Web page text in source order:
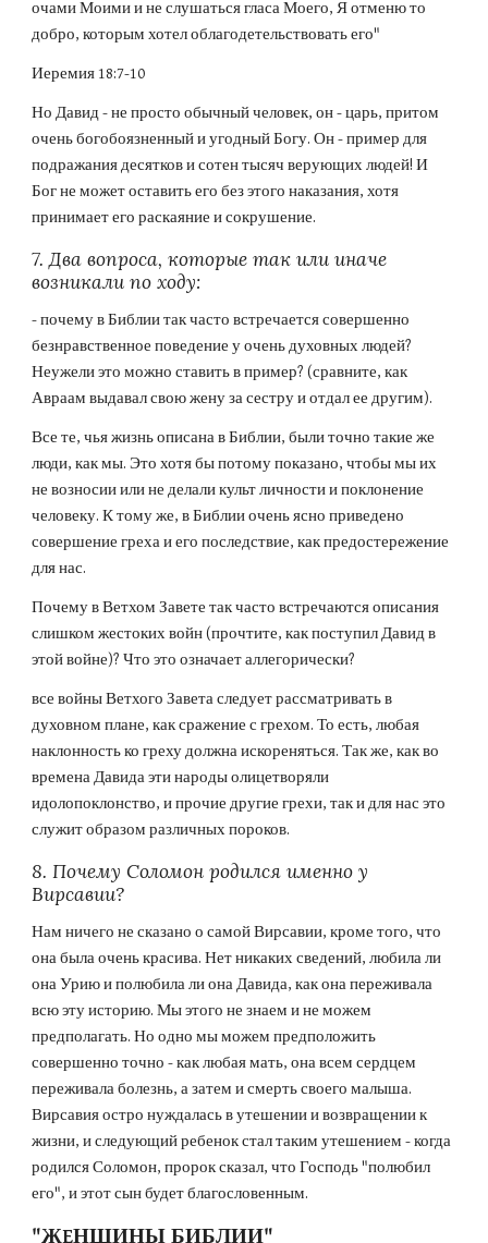
очами Моими и не слушаться гласа Моего, Я отменю то
добро, которым хотел облагодетельствовать его"
Иеремия 18:7-10
Но Давид - не просто обычный человек, он - царь, притом
очень богобоязненный и угодный Богу. Он - пример для
подражания десятков и сотен тысяч верующих людей! И
Бог не может оставить его без этого наказания, хотя
принимает его раскаяние и сокрушение.
7. Два вопроса, которые так или иначе
возникали по ходу:
- почему в Библии так часто встречается совершенно
безнравственное поведение у очень духовных людей?
Неужели это можно ставить в пример? (сравните, как
Авраам выдавал свою жену за сестру и отдал ее другим).
Все те, чья жизнь описана в Библии, были точно такие же
люди, как мы. Это хотя бы потому показано, чтобы мы их
не возносии или не делали культ личности и поклонение
человеку. К тому же, в Библии очень ясно приведено
совершение греха и его последствие, как предостережение
для нас.
Почему в Ветхом Завете так часто встречаются описания
слишком жестоких войн (прочтите, как поступил Давид в
этой войне)? Что это означает аллегорически?
все войны Ветхого Завета следует рассматривать в
духовном плане, как сражение с грехом. То есть, любая
наклонность ко греху должна искореняться. Так же, как во
времена Давида эти народы олицетворяли
идолопоклонство, и прочие другие грехи, так и для нас это
служит образом различных пороков.
8. Почему Соломон родился именно у
Вирсавии?
Нам ничего не сказано о самой Вирсавии, кроме того, что
она была очень красива. Нет никаких сведений, любила ли
она Урию и полюбила ли она Давида, как она переживала
всю эту историю. Мы этого не знаем и не можем
предполагать. Но одно мы можем предположить
совершенно точно - как любая мать, она всем сердцем
переживала болезнь, а затем и смерть своего малыша.
Вирсавия остро нуждалась в утешении и возвращении к
жизни, и следующий ребенок стал таким утешением - когда
родился Соломон, пророк сказал, что Господь "полюбил
его", и этот сын будет благословенным.
"ЖEНЩИНЫ БИБЛИИ"